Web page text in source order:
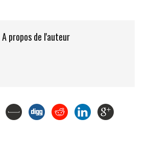
A propos de l'auteur